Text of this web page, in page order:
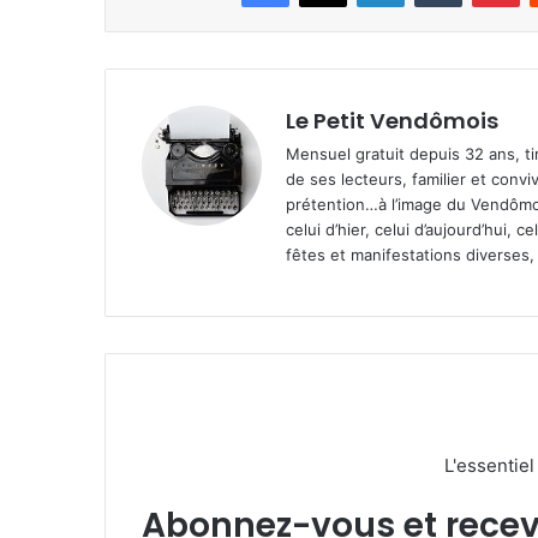
Le Petit Vendômois
Mensuel gratuit depuis 32 ans,
de ses lecteurs, familier et
prétention…à l’image du
celui d’hier, celui d’aujourd’hui,
fêtes et manifestations
Abonnez-vous et